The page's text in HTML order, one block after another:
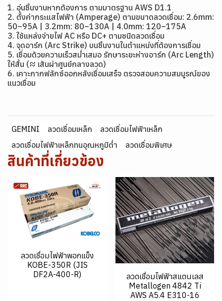
1. อุ่นชิ้นงานหากต้องการ ตามมาตรฐาน AWS D1.1
2. ตั้งค่ากระแสไฟฟ้า (Amperage) ตามขนาดลวดเชื่อม: 2.6mm:
50–95A | 3.2mm: 80–130A | 4.0mm: 120–175A
3. ใช้แหล่งจ่ายไฟ AC หรือ DC+ ตามชนิดลวดเชื่อม
4. จุดอาร์ก (Arc Strike) บนชิ้นงานในตำแหน่งที่ต้องการเชื่อม
5. เชื่อมด้วยความเร็วสม่ำเสมอ รักษาระยะห่างอาร์ก (Arc Length)
ให้สั้น (≈ เส้นผ่าศูนย์กลางลวด)
6. เคาะกากฟลักซ์ออกหลังเชื่อมเสร็จ ตรวจสอบความสมบูรณ์ของ
แนวเชื่อม
GEMINI ลวดเชื่อมเหล็ก
ลวดเชื่อมไฟฟ้าเหล็ก
ลวดเชื่อมไฟฟ้าเหล็กทนอุณหภูมิต่ำ
ลวดเชื่อมพิเศษ
สินค้าที่เกี่ยวข้อง
ลวดเชื่อมไฟฟ้าพอกแข็ง
KOBE-350R (JIS
DF2A-400-R)
ลวดเชื่อมไฟฟ้าสแตนเลส
Metallogen 4842 Ti
AWS A5.4 E310-16